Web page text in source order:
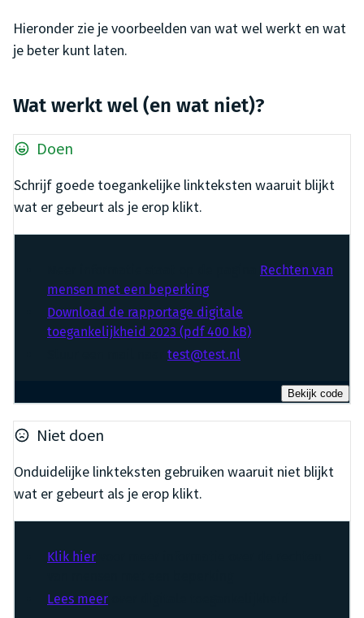
Hieronder zie je voorbeelden van wat wel werkt en wat
je beter kunt laten.
Wat werkt wel (en wat niet)?
Doen
Schrijf goede toegankelijke linkteksten waaruit blijkt
wat er gebeurt als je erop klikt.
Rechten van
mensen met een beperking
Download de rapportage digitale
toegankelijkheid 2023 (pdf 400 kB)
test@test.nl
Bekijk code
Niet doen
Onduidelijke linkteksten gebruiken waaruit niet blijkt
wat er gebeurt als je erop klikt.
Klik hier
Lees meer